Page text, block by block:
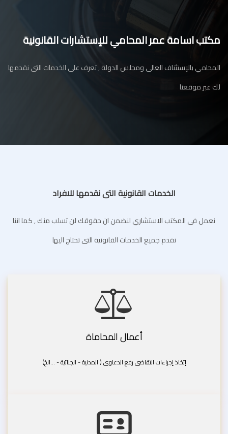
مكتب اسامة عمر المحامي للإستشارات القانونية
المحامي بالإستئناف العالى ومجلس الدولة , تعرف على الخدمات التى نقدمها
لك عبر موقعنا
الخدمات القانونية التى نقدمها للافراد
نعمل فى المكتب الاستشاري لنضمن ان حقوقك لن تسلب منك , كما اننا
نقدم جميع الخدمات القانونية التى تحتاج اليها
أعمال المحاماة
إتخاذ إجراءات التقاضى رفع الدعاوى ( المدنية - الجنائية - ...الخ)